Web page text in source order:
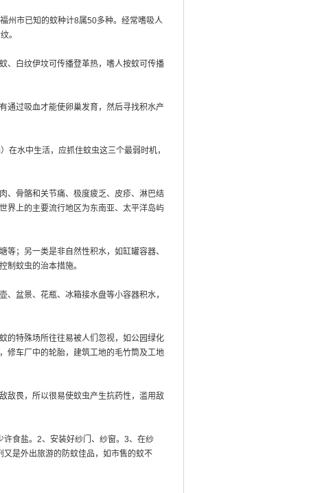
市已知的蚊种计8属50多种。经常嗜吸人
。
白纹伊坟可传播登革热，嗜人按蚊可传播
过吸血才能使卵巢发育，然后寻找积水产
水中生活，应抓住蚊虫这三个最弱时机，
骨骼和关节痛、极度疲乏、皮疹、淋巴结
界上的主要流行地区为东南亚、太平洋岛屿
；另一类是非自然性积水，如缸罐容器、
制蚊虫的治本措施。
盆景、花瓶、冰箱接水盘等小容器积水，
特殊场所往往易被人们忽视，如公园绿化
修车厂中的轮胎，建筑工地的毛竹筒及工地
畏，所以很易使蚊虫产生抗药性，滥用敌
食盐。2、安装好纱门、纱窗。3、在纱
是外出旅游的防蚊佳品，如市售的蚊不